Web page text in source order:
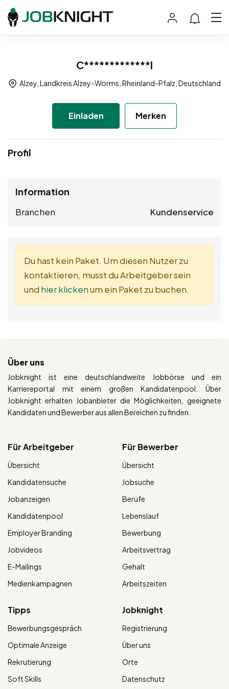
C*************l
Alzey, Landkreis Alzey-Worms, Rheinland-Pfalz, Deutschland
Einladen Merken
Profil
Information
Branchen Kundenservice
Du hast kein Paket. Um diesen Nutzer zu
kontaktieren, musst du Arbeitgeber sein
und hier klickenum ein Paket zu buchen.
Über uns
Jobknight ist eine deutschlandweite Jobbörse und ein
Karriereportal mit einem großen Kandidatenpool. Über
Jobknight erhalten Jobanbieter die Möglichkeiten, geeignete
Kandidaten und Bewerber aus allen Bereichen zu finden.
Für Arbeitgeber
Übersicht
Kandidatensuche
Jobanzeigen
Kandidatenpool
Employer Branding
Jobvideos
E-Mailings
Medienkampagnen
Für Bewerber
Übersicht
Jobsuche
Berufe
Lebenslauf
Bewerbung
Arbeitsvertrag
Gehalt
Arbeitszeiten
Tipps
Bewerbungsgespräch
Optimale Anzeige
Rekrutierung
Soft Skills
Jobknight
Registrierung
Über uns
Orte
Datenschutz